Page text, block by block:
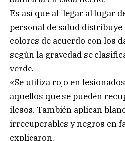
Es así que al llegar al lugar
personal de salud distribuye
colores de acuerdo con los
según la gravedad se
verde.
«Se utiliza rojo en
aquellos que se pueden
ilesos. También aplican
irrecuperables y negros en
explicaron.